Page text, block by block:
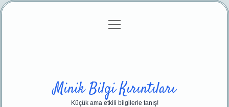
Gizlilik Politikası
menüyü
Minik Bilgi Kırıntıları
Küçük ama etkili bilgilerle tanış!